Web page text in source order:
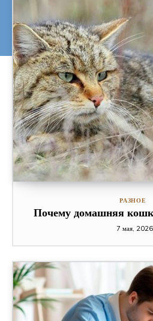
РАЗНОЕ
Почему домашняя
7 мая, 2026